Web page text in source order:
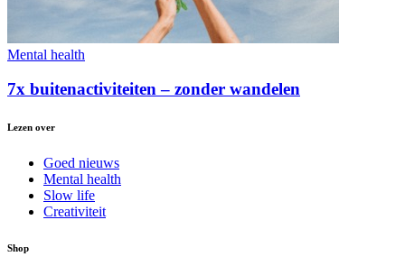
Mental health
7x buitenactiviteiten – zonder wandelen
Lezen over
Goed nieuws
Mental health
Slow life
Creativiteit
Shop